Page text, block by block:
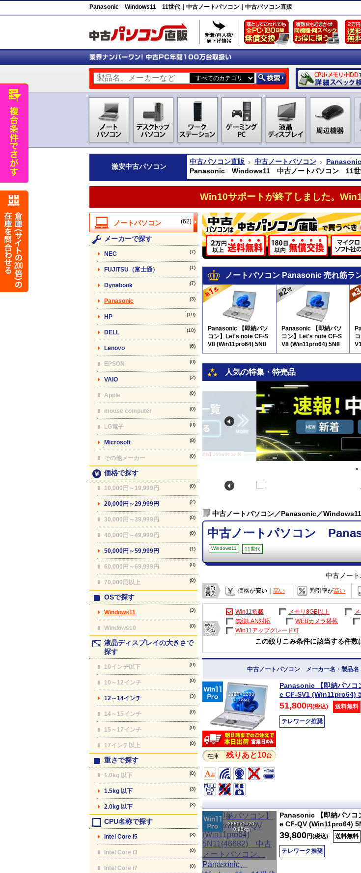
Panasonic Windows11 11世代｜中古ノートパソコン｜中古パソコン直販
激安中古パソコン
中古パソコン直販 中古ノートパソコン Panasonic
Panasonic Windows11 中古ノートパソコン 11世
Win10サポートが終了しました。
(62)
メーカーで探す
NEC (7)
FUJITSU（富士通） (1)
Dynabook (7)
Panasonic (3)
HP (19)
DELL (10)
Lenovo (6)
EPSON (0)
VAIO (2)
Apple (0)
mouse computer (0)
LG電子 (0)
Microsoft (8)
その他メーカー (0)
価格で探す
10,000円～19,999円 (0)
20,000円～29,999円 (2)
30,000円～39,999円 (0)
40,000円～49,999円 (0)
50,000円～59,999円 (1)
60,000円～69,999円 (0)
70,000円以上 (0)
OSで探す
Windows11 (3)
Windows10 (0)
液晶ディスプレイの大きさで
探す
10インチ以下 (0)
10～12インチ (0)
12～14インチ (3)
14～15インチ (0)
15～17インチ (0)
17インチ以上 (0)
重さで探す
1.0kg 以下 (0)
1.5kg 以下 (3)
2.0kg 以下 (3)
CPU名称で探す
Intel Core i5 (3)
Intel Core i3 (0)
Intel Core i7 (0)
ノートパソコン Panasonic 売れ筋ラ
Panasonic 【即納パソ
コン】Let's note CF-S
V8 (Win11pro64) 5N8
Panasonic 【即納パソ
コン】Let's note CF-S
V8 (Win11pro64) 5N8
人気の特集・特売品
【最終更新】26/08/06 12:00
中古ノートパソコン／Panasonic／
中古ノートパソコン
Windows11 11世代
中古ノー
価格が安い 高い 割引率が高い
Win11搭載 メモリ8GB以上
無線LAN対応
WEBカメラ搭載
Win11アップグレード可
この絞りこみ条件に該当する件数
中古ノートパソコン メーカー名・製品名
1920×1200
1.12kg
在庫 残りあと10台
Panasonic 【即納パソ
e CF-SV1 (Win11pro64)
51,800円(税込) 送料無料
テレワーク推奨
2880×1920
0.98kg
Panasonic 【即納パソ
e CF-QV (Win11pro64)
39,800円(税込) 送料無料
テレワーク推奨